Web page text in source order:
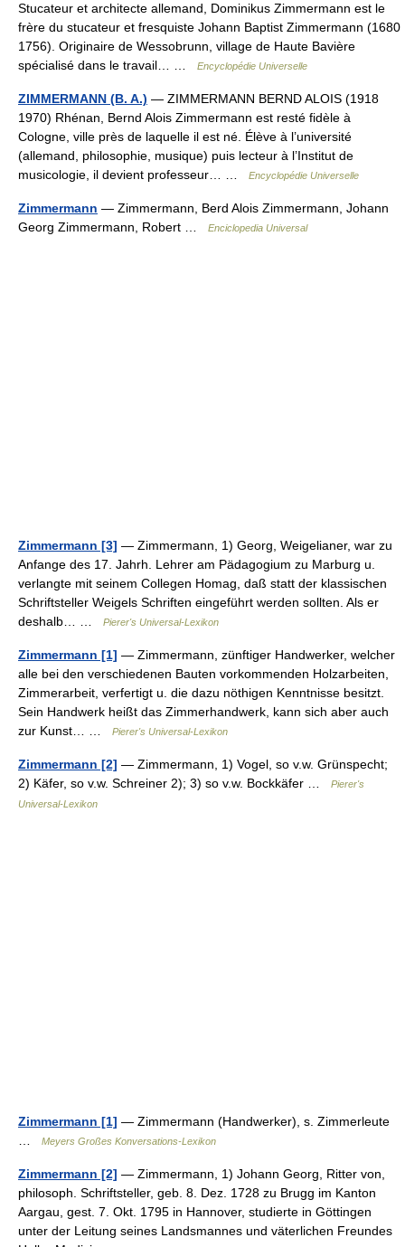
Stucateur et architecte allemand, Dominikus Zimmermann est le
frère du stucateur et fresquiste Johann Baptist Zimmermann (1680
1756). Originaire de Wessobrunn, village de Haute Bavière
spécialisé dans le travail… …
Encyclopédie Universelle
ZIMMERMANN (B. A.) — ZIMMERMANN BERND ALOIS (1918
1970) Rhénan, Bernd Alois Zimmermann est resté fidèle à
Cologne, ville près de laquelle il est né. Élève à l’université
(allemand, philosophie, musique) puis lecteur à l’Institut de
musicologie, il devient professeur… …
Encyclopédie Universelle
Zimmermann — Zimmermann, Berd Alois Zimmermann, Johann
Georg Zimmermann, Robert …
Enciclopedia Universal
Zimmermann [3] — Zimmermann, 1) Georg, Weigelianer, war zu
Anfange des 17. Jahrh. Lehrer am Pädagogium zu Marburg u.
verlangte mit seinem Collegen Homag, daß statt der klassischen
Schriftsteller Weigels Schriften eingeführt werden sollten. Als er
deshalb… …
Pierer's Universal-Lexikon
Zimmermann [1] — Zimmermann, zünftiger Handwerker, welcher
alle bei den verschiedenen Bauten vorkommenden Holzarbeiten,
Zimmerarbeit, verfertigt u. die dazu nöthigen Kenntnisse besitzt.
Sein Handwerk heißt das Zimmerhandwerk, kann sich aber auch
zur Kunst… …
Pierer's Universal-Lexikon
Zimmermann [2] — Zimmermann, 1) Vogel, so v.w. Grünspecht;
2) Käfer, so v.w. Schreiner 2); 3) so v.w. Bockkäfer …
Pierer's
Universal-Lexikon
Zimmermann [1] — Zimmermann (Handwerker), s. Zimmerleute
Meyers Großes Konversations-Lexikon
Zimmermann [2] — Zimmermann, 1) Johann Georg, Ritter von,
philosoph. Schriftsteller, geb. 8. Dez. 1728 zu Brugg im Kanton
Aargau, gest. 7. Okt. 1795 in Hannover, studierte in Göttingen
unter der Leitung seines Landsmannes und väterlichen Freundes